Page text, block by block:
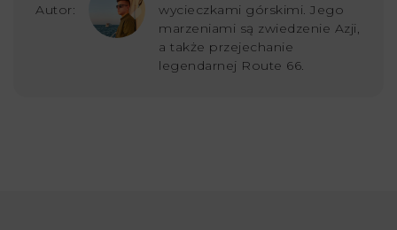
Autor:
wycieczkami górskimi. Jego
marzeniami są zwiedzenie Azji,
a także przejechanie
legendarnej Route 66.